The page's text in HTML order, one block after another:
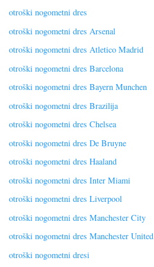
otroški nogometni dres
otroški nogometni dres Arsenal
otroški nogometni dres Atletico Madrid
otroški nogometni dres Barcelona
otroški nogometni dres Bayern Munchen
otroški nogometni dres Brazilija
otroški nogometni dres Chelsea
otroški nogometni dres De Bruyne
otroški nogometni dres Haaland
otroški nogometni dres Inter Miami
otroški nogometni dres Liverpool
otroški nogometni dres Manchester City
otroški nogometni dres Manchester United
otroški nogometni dresi